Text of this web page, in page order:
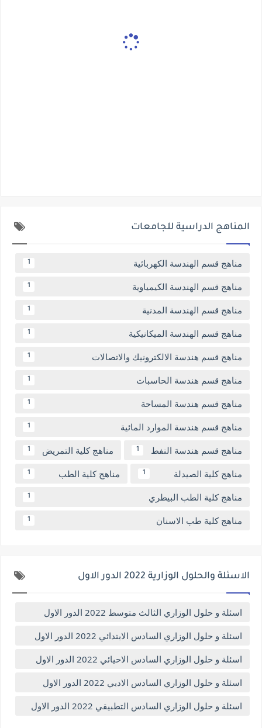
المناهج الدراسية للجامعات
مناهج قسم الهندسة الكهربائية 1
مناهج قسم الهندسة الكيمياوية 1
مناهج قسم الهندسة المدنية 1
مناهج قسم الهندسة الميكانيكية 1
مناهج قسم هندسة الالكترونيك والاتصالات 1
مناهج قسم هندسة الحاسبات 1
مناهج قسم هندسة المساحة 1
مناهج قسم هندسة الموارد المائية 1
مناهج قسم هندسة النفط 1 مناهج كلية التمريض 1
مناهج كلية الصيدلة 1 مناهج كلية الطب 1
مناهج كلية الطب البيطري 1
مناهج كلية طب الاسنان 1
الاسئلة والحلول الوزارية 2022 الدور الاول
اسئلة و حلول الوزاري الثالث متوسط 2022 الدور الاول
اسئلة و حلول الوزاري السادس الابتدائي 2022 الدور الاول
اسئلة و حلول الوزاري السادس الاحيائي 2022 الدور الاول
اسئلة و حلول الوزاري السادس الادبي 2022 الدور الاول
اسئلة و حلول الوزاري السادس التطبيقي 2022 الدور الاول